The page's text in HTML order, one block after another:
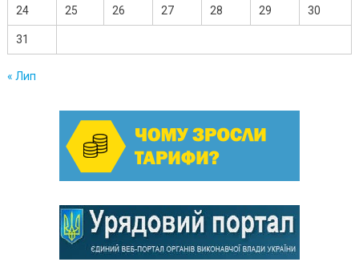
24 25 26 27 28 29 30
31
« Лип